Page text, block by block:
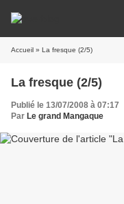
Accueil » La fresque (2/5)
La fresque (2/5)
Publié le 13/07/2008 à 07:17
Par Le grand Mangaque